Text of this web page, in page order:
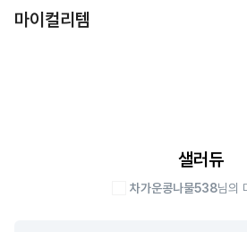
마이컬리템
샐러듀
차가운콩나물538님의